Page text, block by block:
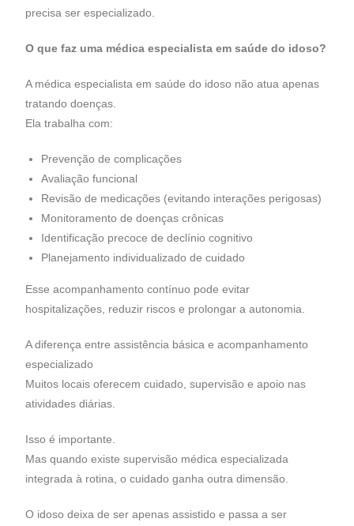
precisa ser especializado.
O que faz uma médica especialista em saúde do idoso?
A médica especialista em saúde do idoso não atua apenas
tratando doenças.
Ela trabalha com:
Prevenção de complicações
Avaliação funcional
Revisão de medicações (evitando interações perigosas)
Monitoramento de doenças crônicas
Identificação precoce de declínio cognitivo
Planejamento individualizado de cuidado
Esse acompanhamento contínuo pode evitar
hospitalizações, reduzir riscos e prolongar a autonomia.
A diferença entre assistência básica e acompanhamento
especializado
Muitos locais oferecem cuidado, supervisão e apoio nas
atividades diárias.
Isso é importante.
Mas quando existe supervisão médica especializada
integrada à rotina, o cuidado ganha outra dimensão.
O idoso deixa de ser apenas assistido e passa a ser